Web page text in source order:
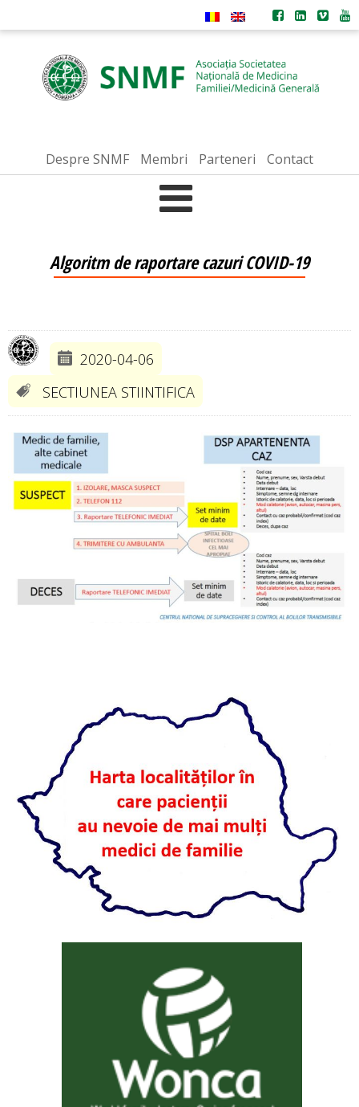
Despre SNMF Membri Parteneri Contact
Algoritm de raportare cazuri COVID-19
2020-04-06
SECTIUNEA STIINTIFICA